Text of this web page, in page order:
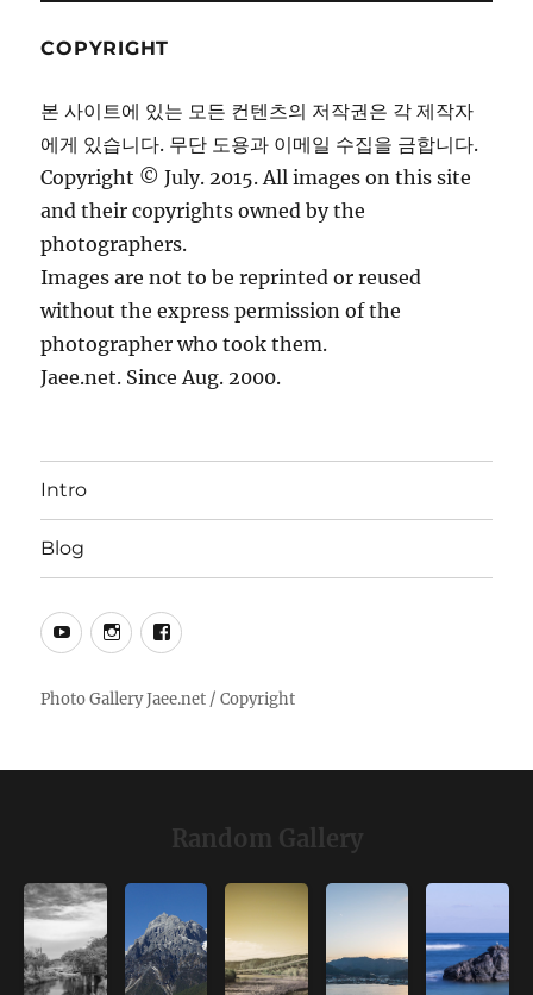
COPYRIGHT
본 사이트에 있는 모든 컨텐츠의 저작권은 각 제작자
에게 있습니다. 무단 도용과 이메일 수집을 금합니다.
Copyright © July. 2015. All images on this site
and their copyrights owned by the
photographers.
Images are not to be reprinted or reused
without the express permission of the
photographer who took them.
Jaee.net. Since Aug. 2000.
Intro
Blog
YouTubeInstagramFacebook
Random Gallery